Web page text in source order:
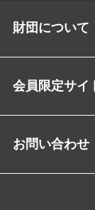
財団について
会員限定サイ
お問い合わせ